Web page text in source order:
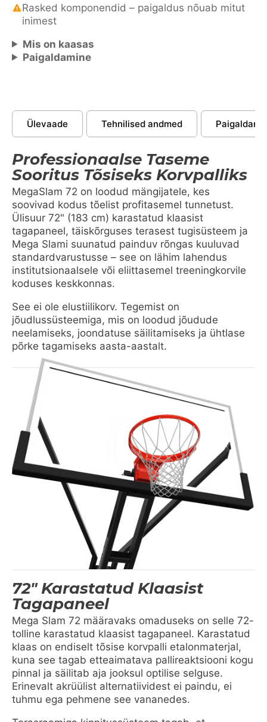
Rasked komponendid – paigaldus nõuab mitut
inimest
Mis on kaasas
Paigaldamine
Ülevaade Tehnilised andmed
Professionaalse Taseme
Sooritus Tõsiseks Korvpalliks
MegaSlam 72 on loodud mängijatele, kes
soovivad kodus tõelist profitasemel tunnetust.
Ülisuur 72" (183 cm) karastatud klaasist
tagapaneel, täiskõrguses terasest tugisüsteem ja
Mega Slami suunatud painduv rõngas kuuluvad
standardvarustusse – see on lähim lahendus
institutsionaalsele või eliittasemel treeningkorvile
koduses keskkonnas.
See ei ole elustiilikorv. Tegemist on
jõudlussüsteemiga, mis on loodud jõudude
neelamiseks, joondatuse säilitamiseks ja ühtlase
põrke tagamiseks aasta-aastalt.
72" Karastatud Klaasist
Tagapaneel
Mega Slam 72 määravaks omaduseks on selle 72-
tolline karastatud klaasist tagapaneel. Karastatud
klaas on endiselt tõsise korvpalli etalonmaterjal,
kuna see tagab etteaimatava pallireaktsiooni kogu
pinnal ja säilitab aja jooksul optilise selguse.
Erinevalt akrüülist alternatiividest ei paindu, ei
tuhmu ega pehmene see vananedes.